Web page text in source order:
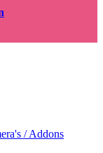
/ Addons